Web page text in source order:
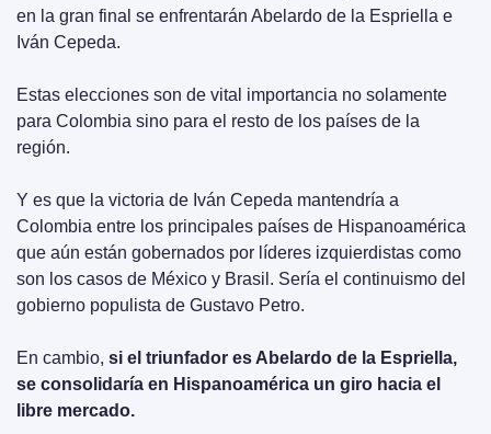
en la gran final se enfrentarán Abelardo de la Espriella e
Iván Cepeda.
Estas elecciones son de vital importancia no solamente
para Colombia sino para el resto de los países de la
región.
Y es que la victoria de Iván Cepeda mantendría a
Colombia entre los principales países de Hispanoamérica
que aún están gobernados por líderes izquierdistas como
son los casos de México y Brasil. Sería el continuismo del
gobierno populista de Gustavo Petro.
En cambio, si el triunfador es Abelardo de la Espriella,
se consolidaría en Hispanoamérica un giro hacia el
libre mercado.